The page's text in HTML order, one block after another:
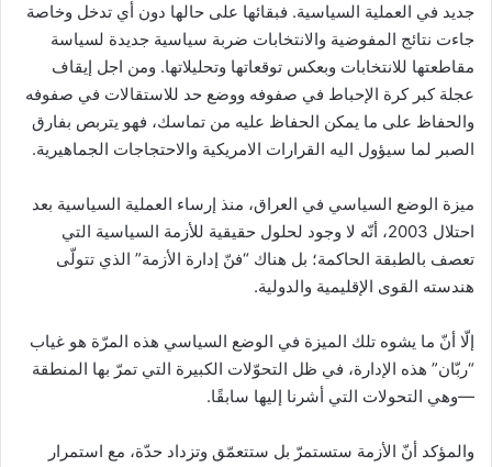
جديد في العملية السياسية. فبقائها على حالها دون أي تدخل وخاصة
جاءت نتائج المفوضية والانتخابات ضربة سياسية جديدة لسياسة
مقاطعتها للانتخابات وبعكس توقعاتها وتحليلاتها. ومن اجل إيقاف
عجلة كبر كرة الإحباط في صفوفه ووضع حد للاستقالات في صفوفه
والحفاظ على ما يمكن الحفاظ عليه من تماسك، فهو يتربص بفارق
الصبر لما سيؤول اليه القرارات الامريكية والاحتجاجات الجماهيرية.
ميزة الوضع السياسي في العراق، منذ إرساء العملية السياسية بعد
احتلال 2003، أنّه لا وجود لحلول حقيقية للأزمة السياسية التي
تعصف بالطبقة الحاكمة؛ بل هناك “فنّ إدارة الأزمة” الذي تتولّى
هندسته القوى الإقليمية والدولية.
إلّا أنّ ما يشوه تلك الميزة في الوضع السياسي هذه المرّة هو غياب
“ربّان” هذه الإدارة، في ظل التحوّلات الكبيرة التي تمرّ بها المنطقة
—وهي التحولات التي أشرنا إليها سابقًا.
والمؤكد أنّ الأزمة ستستمرّ بل ستتعمّق وتزداد حدّة، مع استمرار